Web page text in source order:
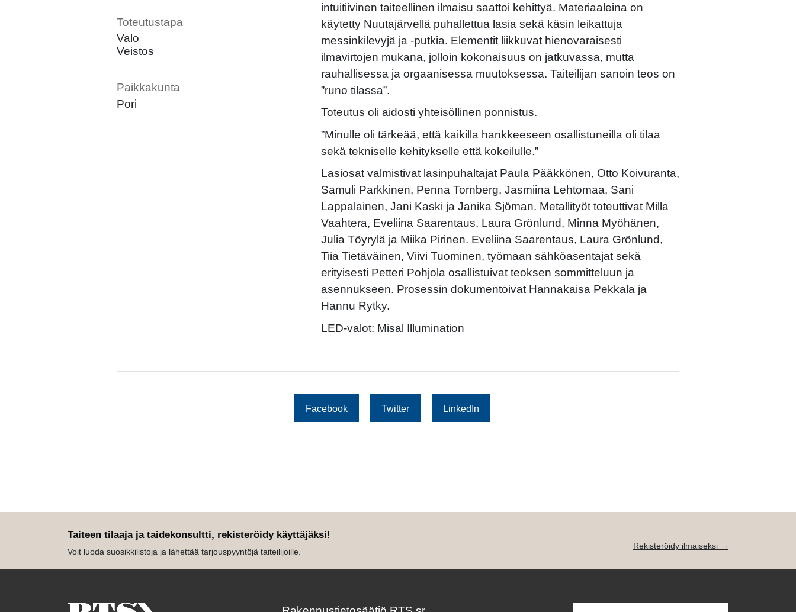
Toteutustapa
Valo
Veistos
Paikkakunta
Pori
intuitiivinen taiteellinen ilmaisu saattoi kehittyä. Materiaaleina on
käytetty Nuutajärvellä puhallettua lasia sekä käsin leikattuja
messinkilevyjä ja -putkia. Elementit liikkuvat hienovaraisesti
ilmavirtojen mukana, jolloin kokonaisuus on jatkuvassa, mutta
rauhallisessa ja orgaanisessa muutoksessa. Taiteilijan sanoin teos on
”runo tilassa”.
Toteutus oli aidosti yhteisöllinen ponnistus.
”Minulle oli tärkeää, että kaikilla hankkeeseen osallistuneilla oli tilaa
sekä tekniselle kehitykselle että kokeilulle.”
Lasiosat valmistivat lasinpuhaltajat Paula Pääkkönen, Otto Koivuranta,
Samuli Parkkinen, Penna Tornberg, Jasmiina Lehtomaa, Sani
Lappalainen, Jani Kaski ja Janika Sjöman. Metallityöt toteuttivat Milla
Vaahtera, Eveliina Saarentaus, Laura Grönlund, Minna Myöhänen,
Julia Töyrylä ja Miika Pirinen. Eveliina Saarentaus, Laura Grönlund,
Tiia Tietäväinen, Viivi Tuominen, työmaan sähköasentajat sekä
erityisesti Petteri Pohjola osallistuivat teoksen sommitteluun ja
asennukseen. Prosessin dokumentoivat Hannakaisa Pekkala ja
Hannu Rytky.
LED-valot: Misal Illumination
Facebook Twitter LinkedIn
Taiteen tilaaja ja taidekonsultti, rekisteröidy käyttäjäksi!
Voit luoda suosikkilistoja ja lähettää tarjouspyyntöjä taiteilijoille.
Rekisteröidy ilmaiseksi →